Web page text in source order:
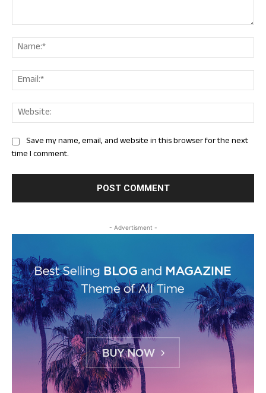
Save my name, email, and website in this browser for the next
time I comment.
- Advertisment -